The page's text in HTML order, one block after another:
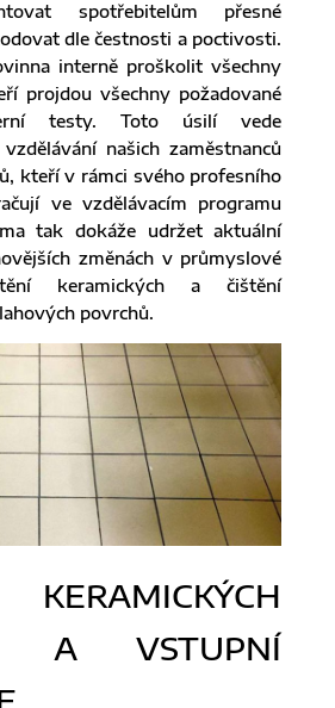
spotřebitelům přesné
dle čestnosti a poctivosti.
interně proškolit všechny
projdou všechny požadované
testy. Toto úsilí vede
našich zaměstnanců
kteří v rámci svého profesního
ve vzdělávacím programu
tak dokáže udržet aktuální
změnách v průmyslové
keramických a čištění
povrchů.
A VSTUPNÍ